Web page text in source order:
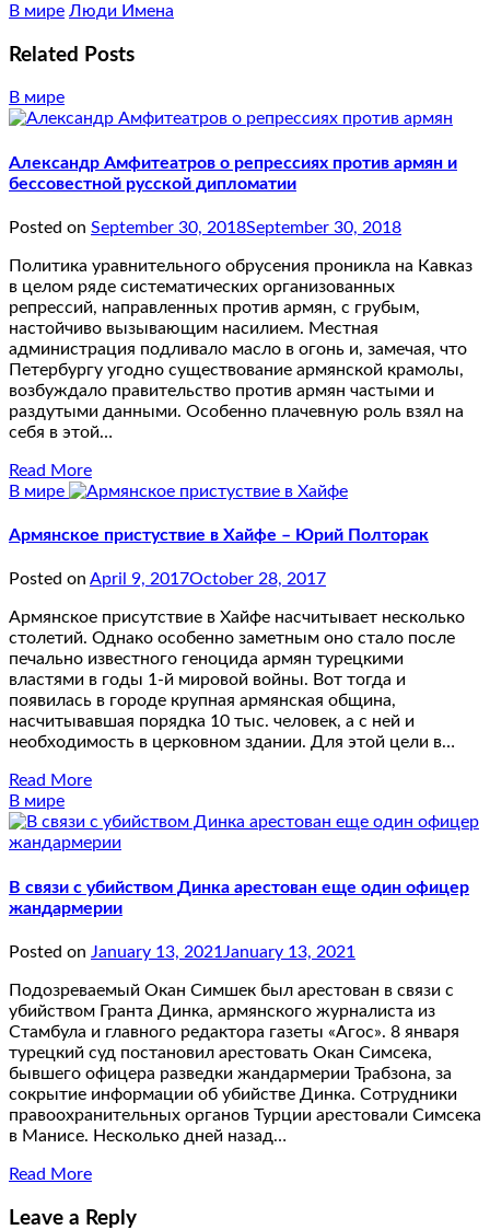
В мире Люди Имена
Related Posts
В мире
Александр Амфитеатров о репрессиях против армян и
бессовестной русской дипломатии
Posted on September 30, 2018September 30, 2018
Политика уравнительного обрусения проникла на Кавказ
в целом ряде систематических организованных
репрессий, направленных против армян, с грубым,
настойчиво вызывающим насилием. Местная
администрация подливало масло в огонь и, замечая, что
Петербургу угодно существование армянской крамолы,
возбуждало правительство против армян частыми и
раздутыми данными. Особенно плачевную роль взял на
себя в этой…
Read More
В мире
Армянское пристуствие в Хайфе – Юрий Полторак
Posted on April 9, 2017October 28, 2017
Армянское присутствие в Хайфе насчитывает несколько
столетий. Однако особенно заметным оно стало после
печально известного геноцида армян турецкими
властями в годы 1-й мировой войны. Вот тогда и
появилась в городе крупная армянская община,
насчитывавшая порядка 10 тыс. человек, а с ней и
необходимость в церковном здании. Для этой цели в…
Read More
В мире
В связи с убийством Динка арестован еще один офицер
жандармерии
Posted on January 13, 2021 January 13, 2021
Подозреваемый Окан Симшек был арестован в связи с
убийством Гранта Динка, армянского журналиста из
Стамбула и главного редактора газеты «Агос». 8 января
турецкий суд постановил арестовать Окан Симсека,
бывшего офицера разведки жандармерии Трабзона, за
сокрытие информации об убийстве Динка. Сотрудники
правоохранительных органов Турции арестовали Симсека
в Манисе. Несколько дней назад…
Read More
Leave a Reply